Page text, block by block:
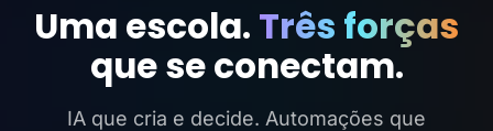
Uma escola. Três forças
que se conectam.
IA que cria e decide. Automações que